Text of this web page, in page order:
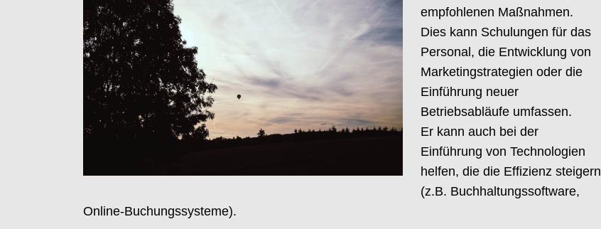
empfohlenen Maßnahmen.
Dies kann Schulungen für das
Personal, die Entwicklung von
Marketingstrategien oder die
Einführung neuer
Betriebsabläufe umfassen.
Er kann auch bei der
Einführung von Technologien
helfen, die die Effizienz steigern
(z.B. Buchhaltungssoftware,
Online-Buchungssysteme).